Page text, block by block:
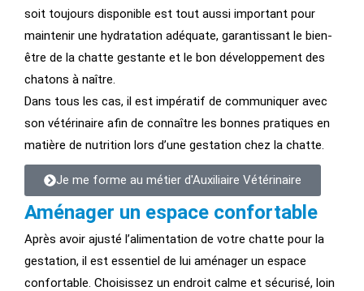
soit toujours disponible est tout aussi important pour
maintenir une hydratation adéquate, garantissant le bien-
être de la chatte gestante et le bon développement des
chatons à naître.
Dans tous les cas, il est impératif de communiquer avec
son vétérinaire afin de connaître les bonnes pratiques en
matière de nutrition lors d’une gestation chez la chatte.
Je me forme au métier d'Auxiliaire Vétérinaire
Aménager un espace confortable
Après avoir ajusté l’alimentation de votre chatte pour la
gestation, il est essentiel de lui aménager un espace
confortable. Choisissez un endroit calme et sécurisé, loin